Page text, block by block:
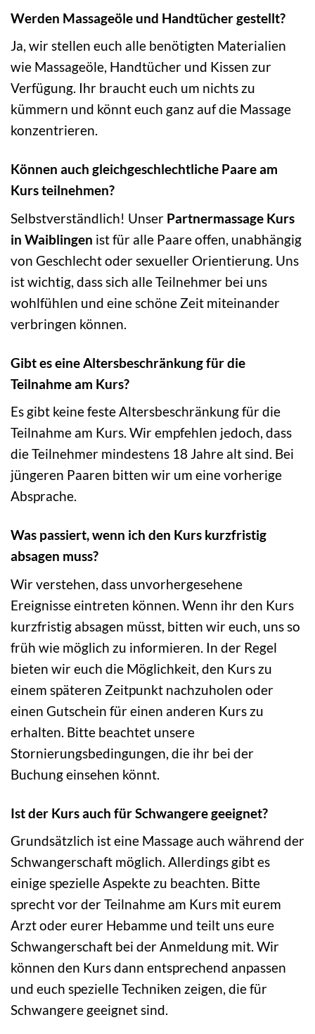
Werden Massageöle und Handtücher gestellt?
Ja, wir stellen euch alle benötigten Materialien
wie Massageöle, Handtücher und Kissen zur
Verfügung. Ihr braucht euch um nichts zu
kümmern und könnt euch ganz auf die Massage
konzentrieren.
Können auch gleichgeschlechtliche Paare am
Kurs teilnehmen?
Selbstverständlich! Unser Partnermassage Kurs
in Waiblingen ist für alle Paare offen, unabhängig
von Geschlecht oder sexueller Orientierung. Uns
ist wichtig, dass sich alle Teilnehmer bei uns
wohlfühlen und eine schöne Zeit miteinander
verbringen können.
Gibt es eine Altersbeschränkung für die
Teilnahme am Kurs?
Es gibt keine feste Altersbeschränkung für die
Teilnahme am Kurs. Wir empfehlen jedoch, dass
die Teilnehmer mindestens 18 Jahre alt sind. Bei
jüngeren Paaren bitten wir um eine vorherige
Absprache.
Was passiert, wenn ich den Kurs kurzfristig
absagen muss?
Wir verstehen, dass unvorhergesehene
Ereignisse eintreten können. Wenn ihr den Kurs
kurzfristig absagen müsst, bitten wir euch, uns so
früh wie möglich zu informieren. In der Regel
bieten wir euch die Möglichkeit, den Kurs zu
einem späteren Zeitpunkt nachzuholen oder
einen Gutschein für einen anderen Kurs zu
erhalten. Bitte beachtet unsere
Stornierungsbedingungen, die ihr bei der
Buchung einsehen könnt.
Ist der Kurs auch für Schwangere geeignet?
Grundsätzlich ist eine Massage auch während der
Schwangerschaft möglich. Allerdings gibt es
einige spezielle Aspekte zu beachten. Bitte
sprecht vor der Teilnahme am Kurs mit eurem
Arzt oder eurer Hebamme und teilt uns eure
Schwangerschaft bei der Anmeldung mit. Wir
können den Kurs dann entsprechend anpassen
und euch spezielle Techniken zeigen, die für
Schwangere geeignet sind.